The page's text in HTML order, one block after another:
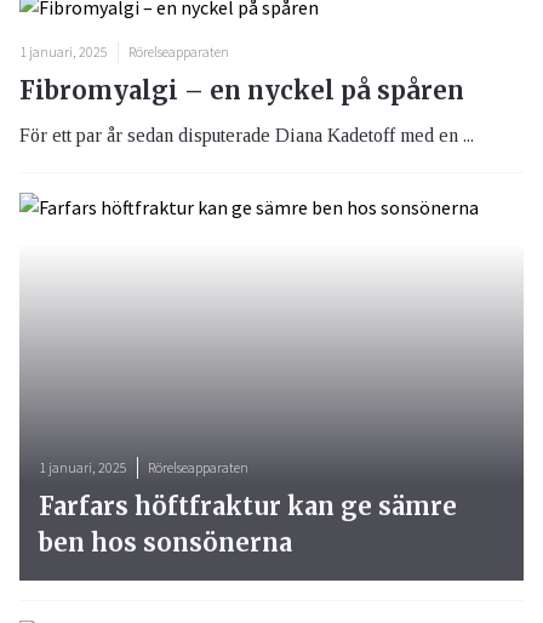
1 januari, 2025 Rörelseapparaten
Fibromyalgi – en nyckel på spåren
För ett par år sedan disputerade Diana Kadetoff med en ...
1 januari, 2025 Rörelseapparaten
Farfars höftfraktur kan ge sämre
ben hos sonsönerna